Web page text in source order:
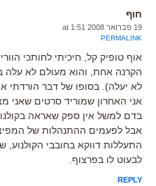
חוף
19 פברואר 2008 at 1:51
PERMALINK
אוף טופיק קל, חיכיתי לחותכי
הקרנה אחת, והוא מעולם לא עלה
לא יעלה). בסופו של דבר הורדתי
אני האחרון שמוריד סרטים שאני
בדם למשל אין ספק שאראה
אבל לפעמים ההתנהלות של
התעללות דווקא בחובבי
לבעוט לו בפרצוף.
REPLY